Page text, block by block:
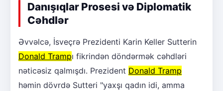
Danışıqlar Prosesi və Diplomatik
Cəhdlər
Əvvəlcə, İsveçrə Prezidenti Karin Keller Sutterin
Donald Trampı fikrindən döndərmək cəhdləri
nəticəsiz qalmışdı. Prezident Donald Tramp
həmin dövrdə Sutteri "yaxşı qadın idi, amma